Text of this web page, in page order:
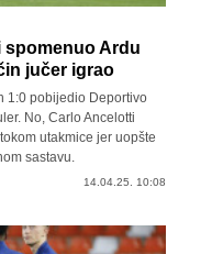
Ardu
jučer igrao
1:0 pobijedio Deportivo
No, Carlo Ancelotti
utakmice jer uopšte
sastavu.
14.04.25. 10:08